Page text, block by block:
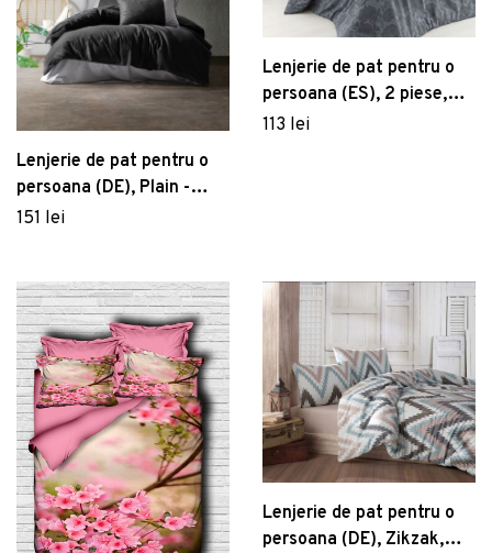
Lenjerie de pat pentru o
persoana (DE), Plain -
Black, Grey, Cutie de
151 lei
Lenjerie de pat pentru o
persoana (ES), 2 piese,
Jamie - Anthracite, Eponj
113 lei
Lenjerie de pat pentru o
persoana (DE), Zikzak,